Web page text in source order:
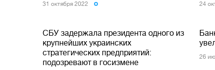
31 октября 2022 24
СБУ задержала президента одного из
крупнейших украинских
стратегических предприятий:
подозревают в госизмене
26